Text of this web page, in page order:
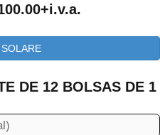
DE 12 BOLSAS DE 1